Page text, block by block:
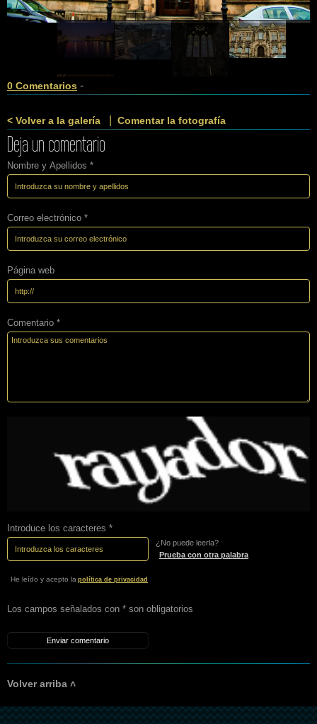
0 Comentarios -
< Volver a la galería Comentar la fotografía
Deja un comentario
Nombre y Apellidos *
Correo electrónico *
Página web
Comentario *
Introduce los caracteres *
¿No puede leerla?
Prueba con otra palabra
He leído y acepto la política de privacidad
Los campos señalados con * son obligatorios
Volver arriba ˄